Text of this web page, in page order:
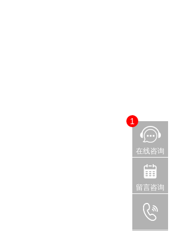
在线咨询
1
留言咨询